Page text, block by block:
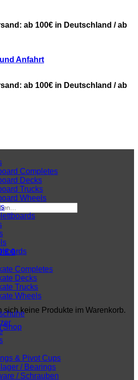
ab 100€ in Deutschland / ab
Anfahrt
ab 100€ in Deutschland / ab
€ 0
sich keine Produkte im Warenkorb.
Shop
Completes
Decks
Trucks
Wheels
Completes
Decks
Trucks
Wheels
& Pivot Cups
/ Bearings
/ Schrauben